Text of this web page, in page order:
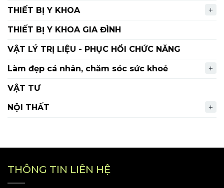
THÔNG TIN LIÊN HỆ
THIẾT BỊ Y KHOA
THIẾT BỊ Y KHOA GIA ĐÌNH
VẬT LÝ TRỊ LIỆU - PHỤC HỒI CHỨC NĂNG
Làm đẹp cá nhân, chăm sóc sức khoẻ
VẬT TƯ
NỘI THẤT